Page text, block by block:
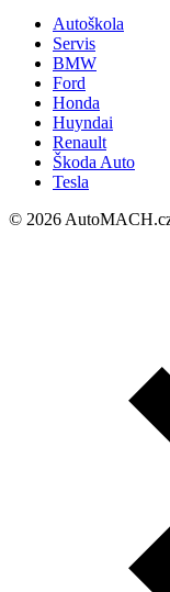
Autoškola
Servis
BMW
Ford
Honda
Huyndai
Renault
Škoda Auto
Tesla
© 2026